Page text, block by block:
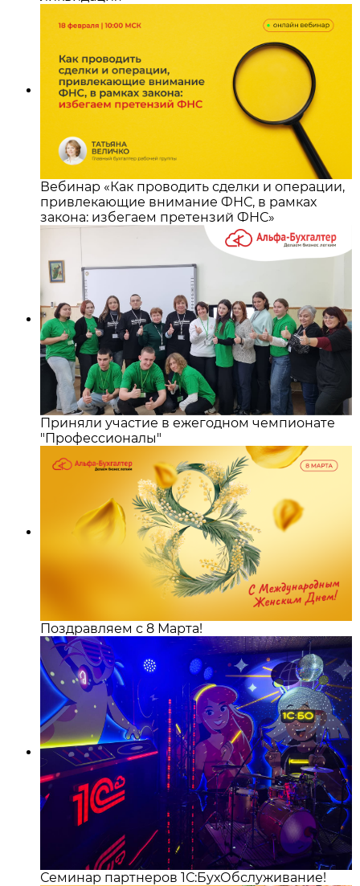
Вебинар «Как проводить сделки и операции,
привлекающие внимание ФНС, в рамках
закона: избегаем претензий ФНС»
Приняли участие в ежегодном чемпионате
"Профессионалы"
Поздравляем с 8 Марта!
Семинар партнеров 1С:БухОбслуживание!